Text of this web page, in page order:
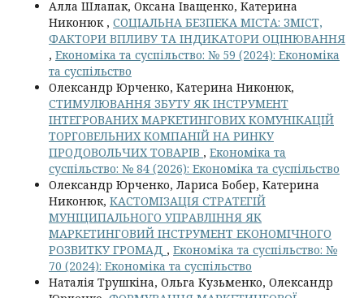
Алла Шлапак, Оксана Іващенко, Катерина
Никонюк , СОЦІАЛЬНА БЕЗПЕКА МІСТА: ЗМІСТ,
ФАКТОРИ ВПЛИВУ ТА ІНДИКАТОРИ ОЦІНЮВАННЯ
, Економіка та суспільство: № 59 (2024): Економіка
та суспільство
Олександр Юрченко, Катерина Никонюк,
СТИМУЛЮВАННЯ ЗБУТУ ЯК ІНСТРУМЕНТ
ІНТЕГРОВАНИХ МАРКЕТИНГОВИХ КОМУНІКАЦІЙ
ТОРГОВЕЛЬНИХ КОМПАНІЙ НА РИНКУ
ПРОДОВОЛЬЧИХ ТОВАРІВ , Економіка та
суспільство: № 84 (2026): Економіка та суспільство
Олександр Юрченко, Лариса Бобер, Катерина
Никонюк, КАСТОМІЗАЦІЯ СТРАТЕГІЙ
МУНІЦИПАЛЬНОГО УПРАВЛІННЯ ЯК
МАРКЕТИНГОВИЙ ІНСТРУМЕНТ ЕКОНОМІЧНОГО
РОЗВИТКУ ГРОМАД , Економіка та суспільство: №
70 (2024): Економіка та суспільство
Наталія Трушкіна, Ольга Кузьменко, Олександр